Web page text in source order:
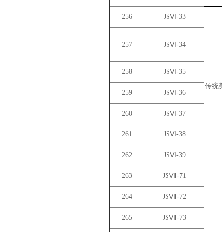
256 JSⅥ-33
传统
257 JSⅥ-34
258 JSⅥ-35
259 JSⅥ-36
260 JSⅥ-37
261 JSⅥ-38
262 JSⅥ-39
263 JSⅦ-71
264 JSⅦ-72
265 JSⅦ-73